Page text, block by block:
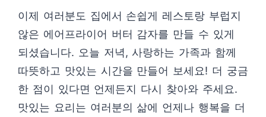
이제 여러분도 집에서 손쉽게 레스토랑 부럽지
않은 에어프라이어 버터 감자를 만들 수 있게
되셨습니다. 오늘 저녁, 사랑하는 가족과 함께
따뜻하고 맛있는 시간을 만들어 보세요! 더 궁금
한 점이 있다면 언제든지 다시 찾아와 주세요.
맛있는 요리는 여러분의 삶에 언제나 행복을 더